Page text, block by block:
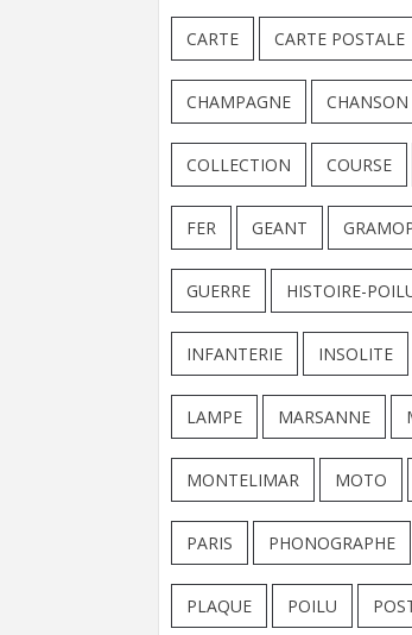
CARTE CARTE POSTALE
CHAMPAGNE CHANSON
COLLECTION COURSE
FER GEANT
GUERRE HISTOIRE-
INFANTERIE INSOLITE
LAMPE MARSANNE
MONTELIMAR MOTO
PARIS PHONOGRAPHE
PLAQUE POILU